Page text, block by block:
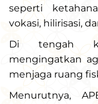
seperti
vokasi, hilirisasi,
Di tengah
mengingatkan
menjaga ruang
Menurutnya,